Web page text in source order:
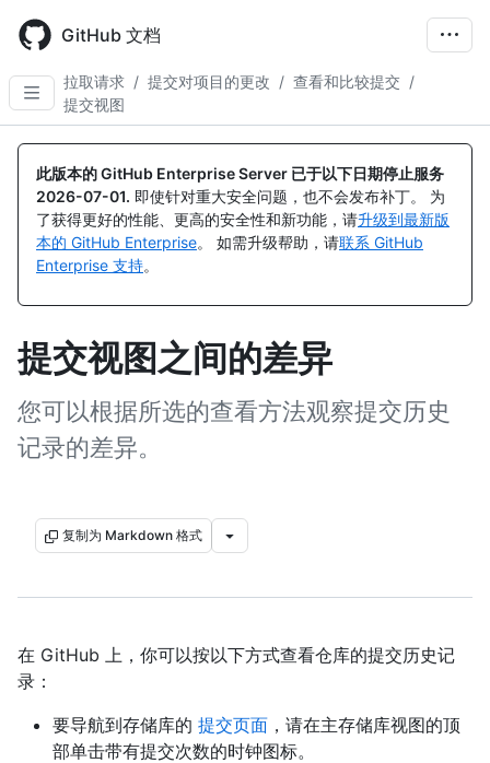
main
content
GitHub 文档
拉取请求 / 提交对项目的更改 / 查看和比较提交 /
提交视图
此版本的 GitHub Enterprise Server 已于以下日期停止服务
2026-07-01. 即使针对重大安全问题，也不会发布补丁。 为
了获得更好的性能、更高的安全性和新功能，请升级到最新版
本的 GitHub Enterprise。 如需升级帮助，请联系 GitHub
Enterprise 支持。
提交视图之间的差异
您可以根据所选的查看方法观察提交历史
记录的差异。
复制为 Markdown 格式
在 GitHub 上，你可以按以下方式查看仓库的提交历史记
录：
要导航到存储库的 提交页面 ，请在主存储库视图的顶
部单击带有提交次数的时钟图标。